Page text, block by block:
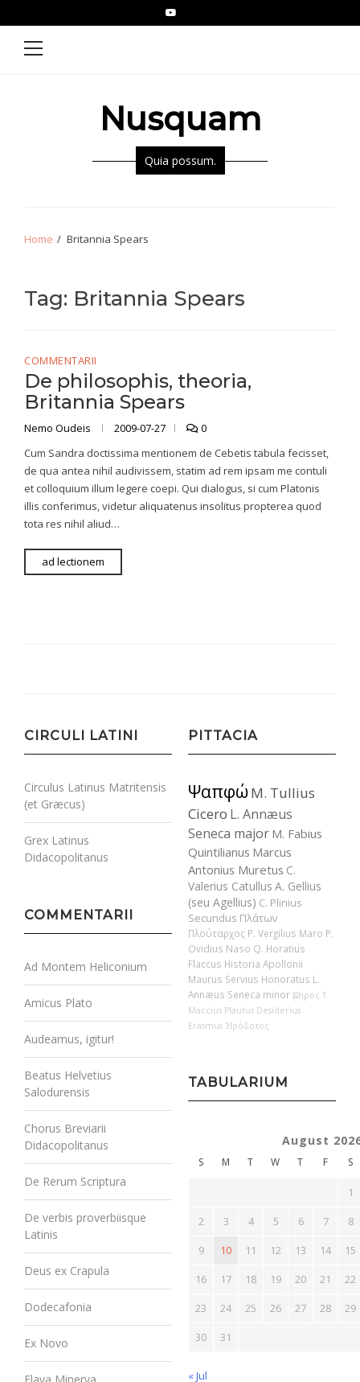
YouTube
Primary
Nusquam
Quia possum.
Home Britannia Spears
Tag: Britannia Spears
COMMENTARII
De philosophis, theoria,
Britannia Spears
Nemo Oudeis 2009-07-27
0
Cum Sandra doctissima mentionem de Cebetis tabula fecisset,
de qua antea nihil audivissem, statim ad rem ipsam me contuli
et colloquium illum legere coepi. Qui dialogus, si cum Platonis
illis conferimus, videtur aliquatenus insolitus propterea quod
tota res nihil aliud…
ad lectionem
CIRCULI LATINI
Circulus Latinus Matritensis
(et Græcus)
Grex Latinus
Didacopolitanus
COMMENTARII
Ad Montem Heliconium
Amicus Plato
Audeamus, igitur!
Beatus Helvetius
Salodurensis
Chorus Breviarii
Didacopolitanus
De Rerum Scriptura
De verbis proverbiisque
Latinis
Deus ex Crapula
Dodecafonia
Ex Novo
PITTACIA
ΨαπφώM. Tullius
Cicero L. Annæus
Seneca major M. Fabius
Quintilianus Marcus
Antonius Muretus C.
Valerius Catullus A. Gellius
(seu Agellius) C. Plinius
Secundus Πλάτων
Πλούταρχος P. Vergilius Maro P.
Ovidius Naso Q. Horatius
Flaccus Historia Apollonii
Maurus Servius Honoratus L.
Annæus Seneca minor Ὅμηρος T.
Maccius Plautus Desiderius
Erasmus Ἡρόδοτος
TABULARIUM
August
S M T W T F S
1
2
3 4 5 6 7
8
9
10 11 12 13 14
15
16
17 18 19 20 21
22
23
24 25 26 27 28
29
30
31
« Jul